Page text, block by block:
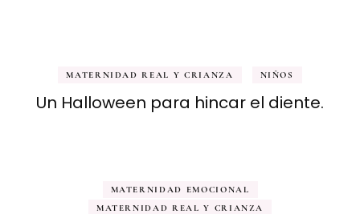
MATERNIDAD REAL Y CRIANZA NIÑOS
Un Halloween para hincar el diente.
MATERNIDAD EMOCIONAL
MATERNIDAD REAL Y CRIANZA